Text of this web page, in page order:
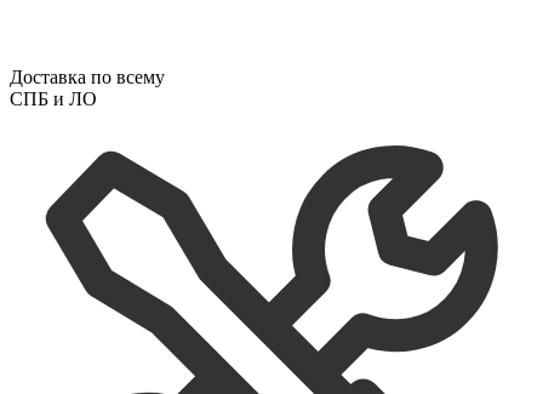
Доставка по всему
СПБ и ЛО